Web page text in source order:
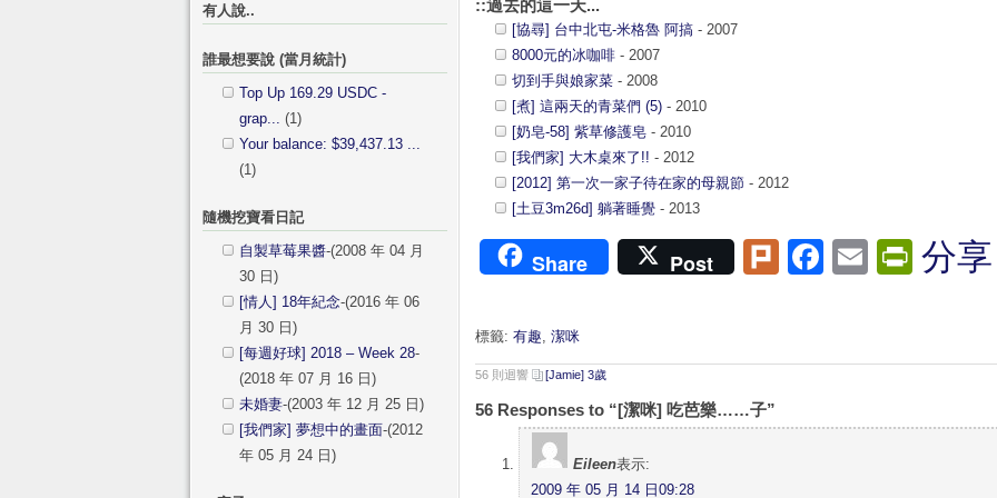
::過去的這一天...
[協尋] 台中北屯-米格魯 阿搞 - 2007
8000元的冰咖啡 - 2007
切到手與娘家菜 - 2008
[煮] 這兩天的青菜們 (5) - 2010
[奶皂-58] 紫草修護皂 - 2010
[我們家] 大木桌來了!! - 2012
[2012] 第一次一家子待在家的母親節 - 2012
[土豆3m26d] 躺著睡覺 - 2013
Share Post PlurkFacebook
Email分享
標籤: 有趣, 潔咪
56 則迴響 [Jamie] 3歲
56 Responses to “[潔咪] 吃芭樂……子”
Eileen表示:
2009 年 05 月 14 日09:28
有人說..
誰最想要說 (當月統計)
Top Up 169.29 USDC -
grap... (1)
Your balance: $39,437.13 ...
(1)
隨機挖寶看日記
自製草莓果醬-(2008 年 04 月
30 日)
[情人] 18年紀念-(2016 年 06
月 30 日)
[每週好球] 2018 – Week 28-
(2018 年 07 月 16 日)
未婚妻-(2003 年 12 月 25 日)
[我們家] 夢想中的畫面-(2012
年 05 月 24 日)